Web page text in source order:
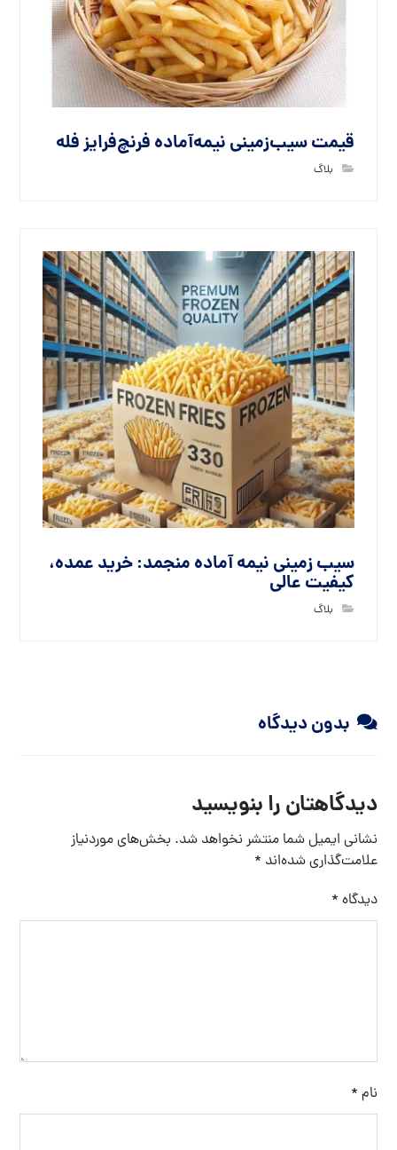
قیمت سیب‌زمینی نیمه‌آماده فرنچ‌فرایز فله
بلاگ
سیب زمینی نیمه آماده منجمد: خرید عمده،
کیفیت عالی
بلاگ
بدون دیدگاه
دیدگاهتان را بنویسید
نشانی ایمیل شما منتشر نخواهد شد. بخش‌های موردنیاز
علامت‌گذاری شده‌اند *
دیدگاه *
نام *